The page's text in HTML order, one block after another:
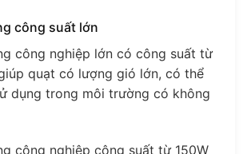
công suất lớn
công nghiệp lớn có công suất từ
quạt có lượng gió lớn, có thể
dụng trong môi trường có không
công nghiệp công suất từ 150W